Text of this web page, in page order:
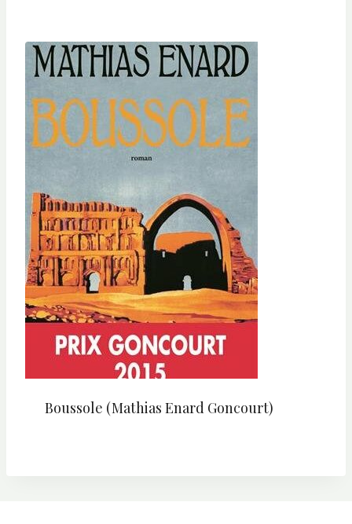
Boussole (Mathias Enard Goncourt)